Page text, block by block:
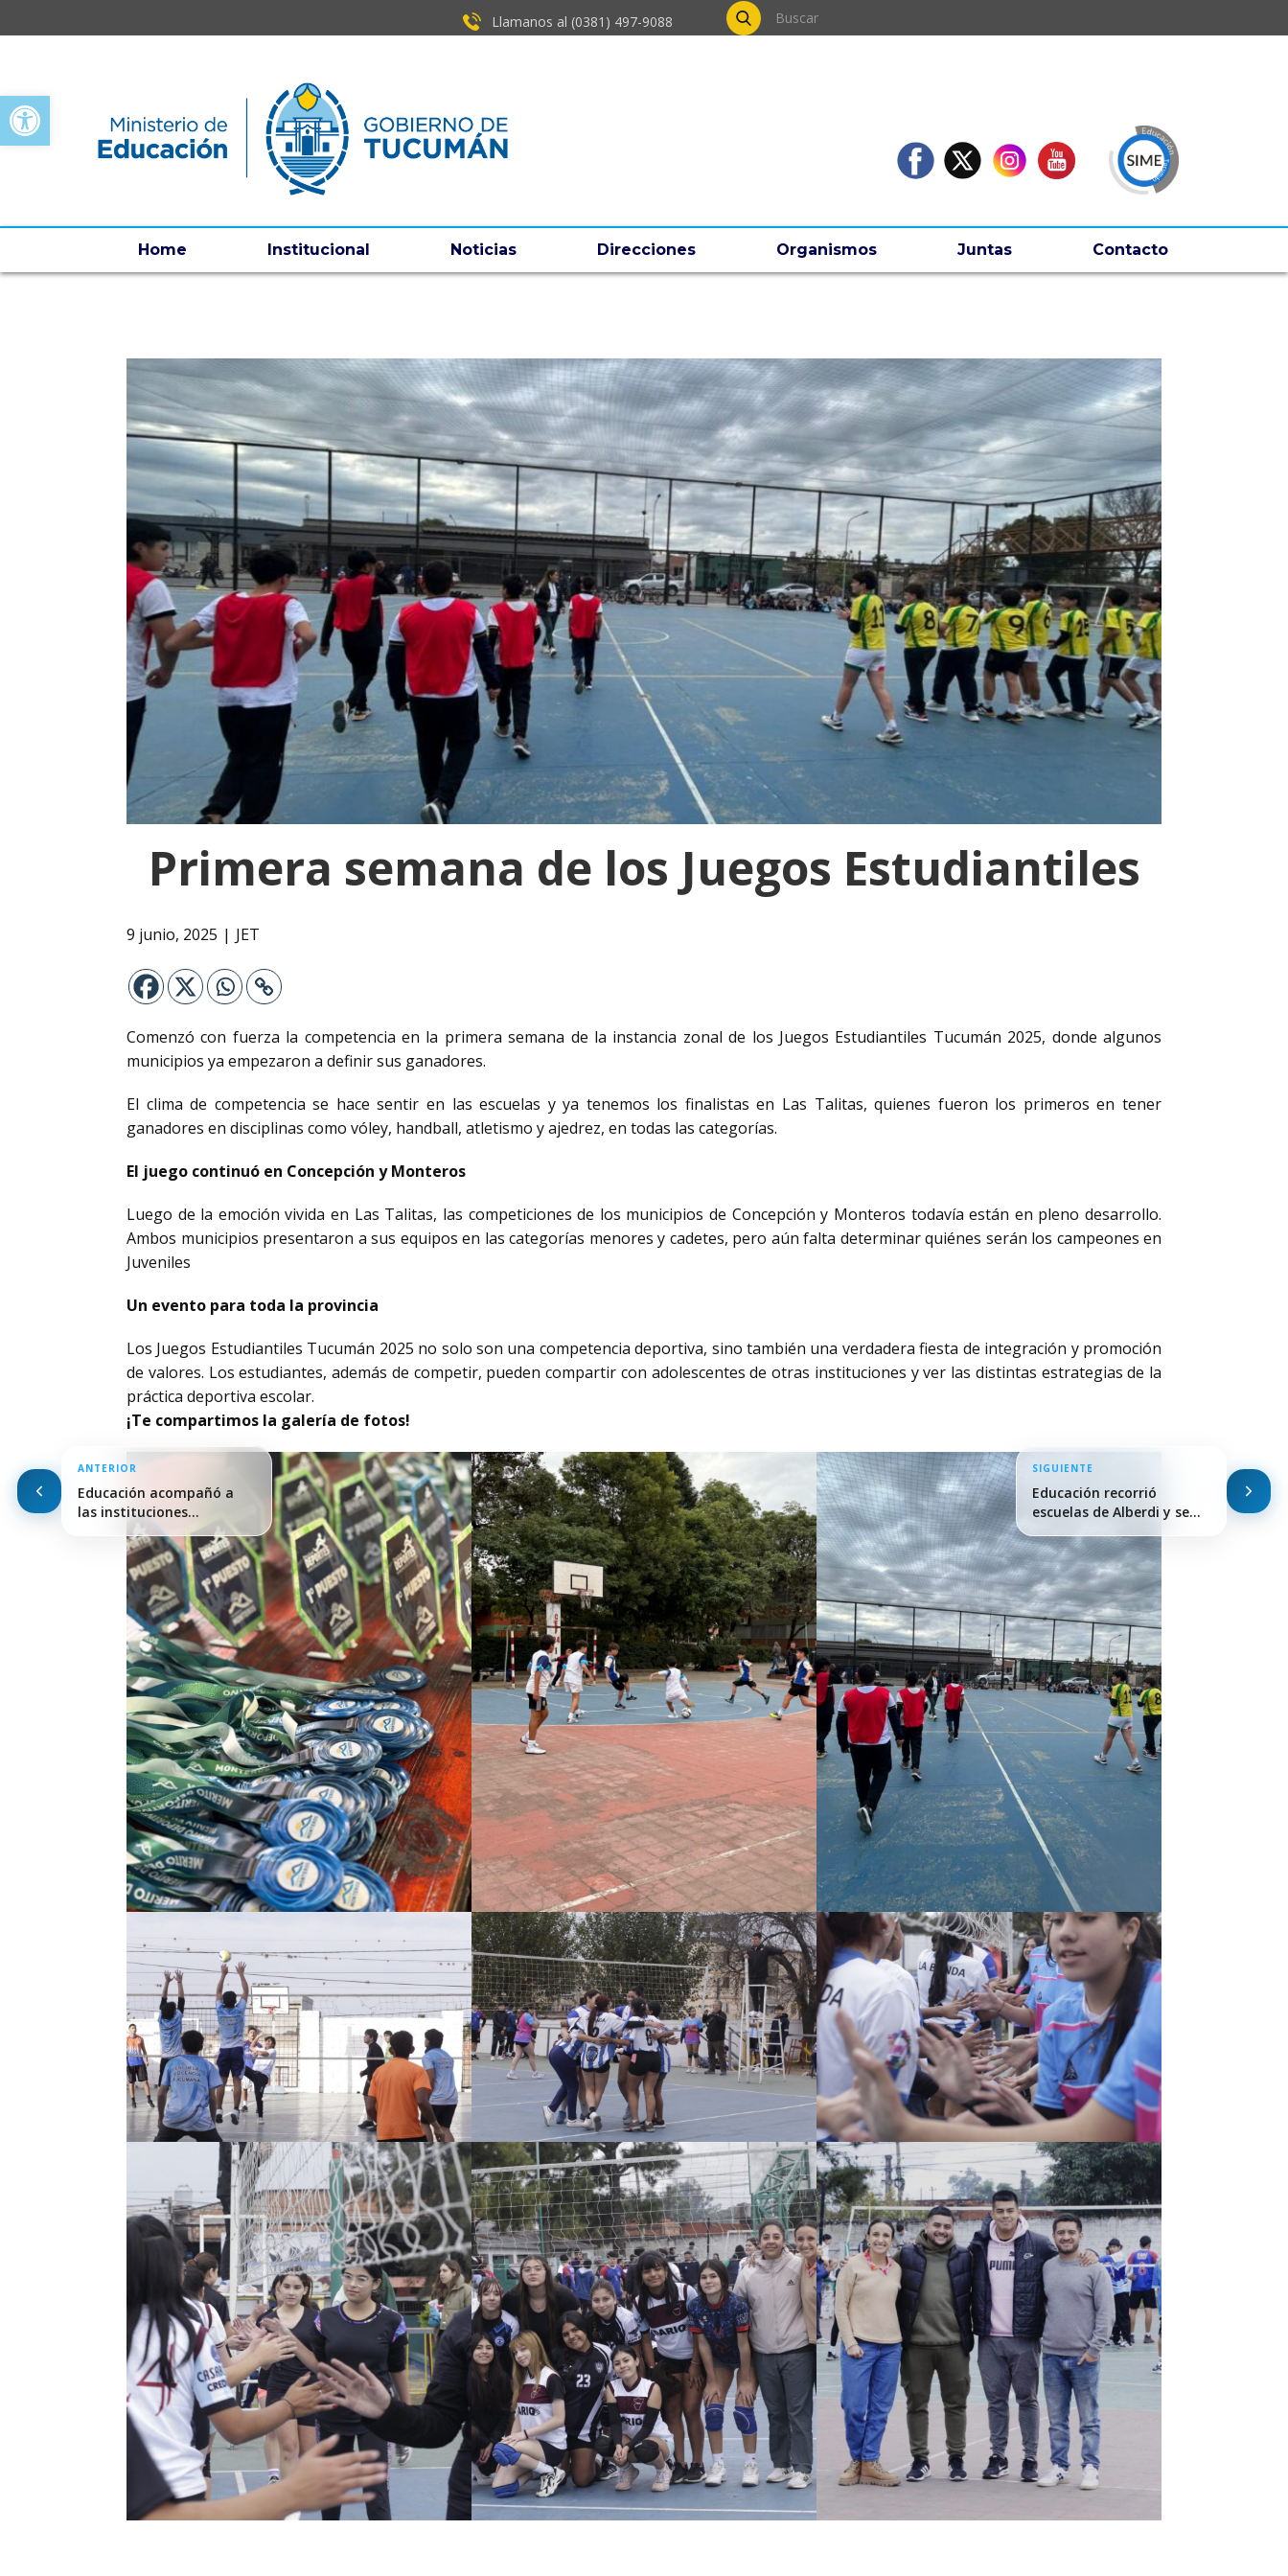
Open toolbar
Llamanos al (0381) ​497-9088
Home Institucional Noticias Direcciones Organismos Juntas Contacto
Primera semana de los Juegos Estudiantiles
9 junio, 2025 JET
Comenzó con fuerza la competencia en la primera semana de la instancia zonal de los Juegos Estudiantiles Tucumán 2025, donde algunos
municipios ya empezaron a definir sus ganadores.
El clima de competencia se hace sentir en las escuelas y ya tenemos los finalistas en Las Talitas, quienes fueron los primeros en tener
ganadores en disciplinas como vóley, handball, atletismo y ajedrez, en todas las categorías.
El juego continuó en Concepción y Monteros
Luego de la emoción vivida en Las Talitas, las competiciones de los municipios de Concepción y Monteros todavía están en pleno desarrollo.
Ambos municipios presentaron a sus equipos en las categorías menores y cadetes, pero aún falta determinar quiénes serán los campeones en
Juveniles
Un evento para toda la provincia
Los Juegos Estudiantiles Tucumán 2025 no solo son una competencia deportiva, sino también una verdadera fiesta de integración y promoción
de valores. Los estudiantes, además de competir, pueden compartir con adolescentes de otras instituciones y ver las distintas estrategias de la
práctica deportiva escolar.
¡Te compartimos la galería de fotos!
ANTERIOR
Educación acompañó a
las instituciones
participantes de…
SIGUIENTE
Educación recorrió
escuelas de Alberdi y se…